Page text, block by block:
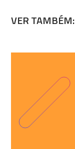
VER TAMBÉM: